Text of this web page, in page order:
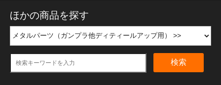
ほかの商品を探す
検索